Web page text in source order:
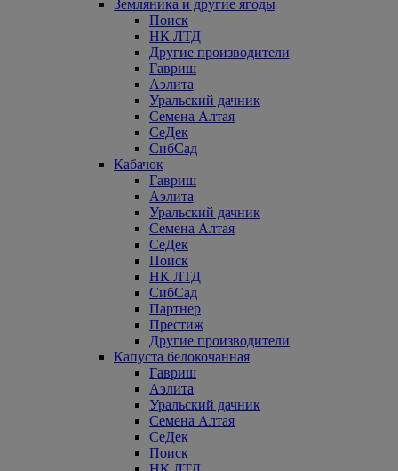
Земляника и другие ягоды
Поиск
НК ЛТД
Другие производители
Гавриш
Аэлита
Уральский дачник
Семена Алтая
СеДек
СибСад
Кабачок
Гавриш
Аэлита
Уральский дачник
Семена Алтая
СеДек
Поиск
НК ЛТД
СибСад
Партнер
Престиж
Другие производители
Капуста белокочанная
Гавриш
Аэлита
Уральский дачник
Семена Алтая
СеДек
Поиск